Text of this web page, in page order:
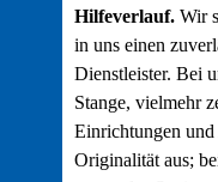
Hilfeverlauf. Wir
in uns einen
Dienstleister. Bei
Stange, vielmehr
Einrichtungen
Originalität aus;